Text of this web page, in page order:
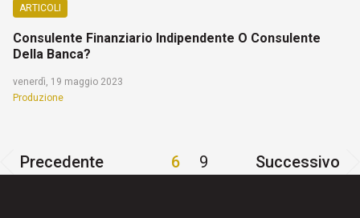
ARTICOLI
Consulente Finanziario Indipendente O Consulente
Della Banca?
venerdì, 19 maggio 2023
Produzione
Precedente 6 9 Successivo